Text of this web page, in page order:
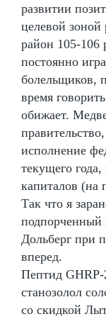
развитии
целевой зоной
район 105-106
постоянно
болельщиков,
время
обижает.
исполнение
текущего
капиталов (на
Так что я
подпорченный
Дольберг при
вперед.
Пептид
станозолол
со скидкой